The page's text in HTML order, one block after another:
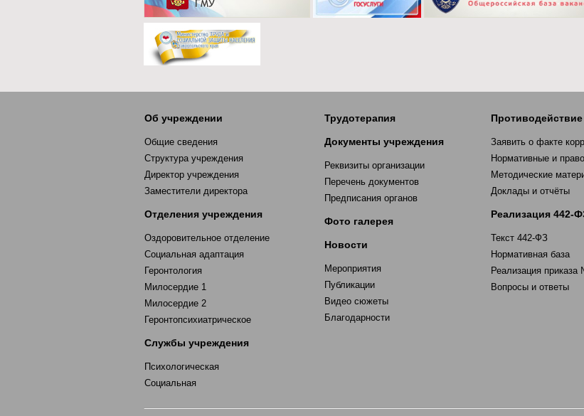
Об учреждении
Общие сведения
Структура учреждения
Директор учреждения
Заместители директора
Отделения учреждения
Оздоровительное отделение
Социальная адаптация
Геронтология
Милосердие 1
Милосердие 2
Геронтопсихиатрическое
Службы учреждения
Психологическая
Социальная
Трудотерапия
Документы учреждения
Реквизиты организации
Перечень документов
Предписания органов
Фото галерея
Новости
Мероприятия
Публикации
Видео сюжеты
Благодарности
Заявить о факте
Нормативные и
Методические
Доклады и отчёты
Реализация 442-
Текст 442-ФЗ
Нормативная база
Реализация
Вопросы и ответы